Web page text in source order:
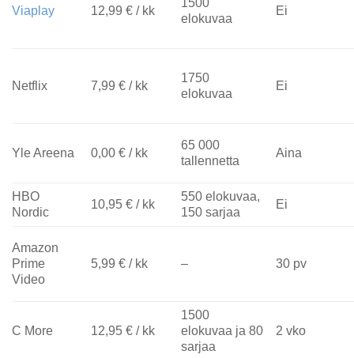
Viaplay 12,99 € / kk
1500
elokuvaa
Ei
Netflix 7,99 € / kk
1750
elokuvaa
Ei
Yle Areena 0,00 € / kk
65 000
tallennetta
Aina
HBO
Nordic
10,95 € / kk
550 elokuvaa,
150 sarjaa
Ei
Amazon
Prime
Video
5,99 € / kk – 30 pv
C More 12,95 € / kk
1500
elokuvaa ja 80
sarjaa
2 vko